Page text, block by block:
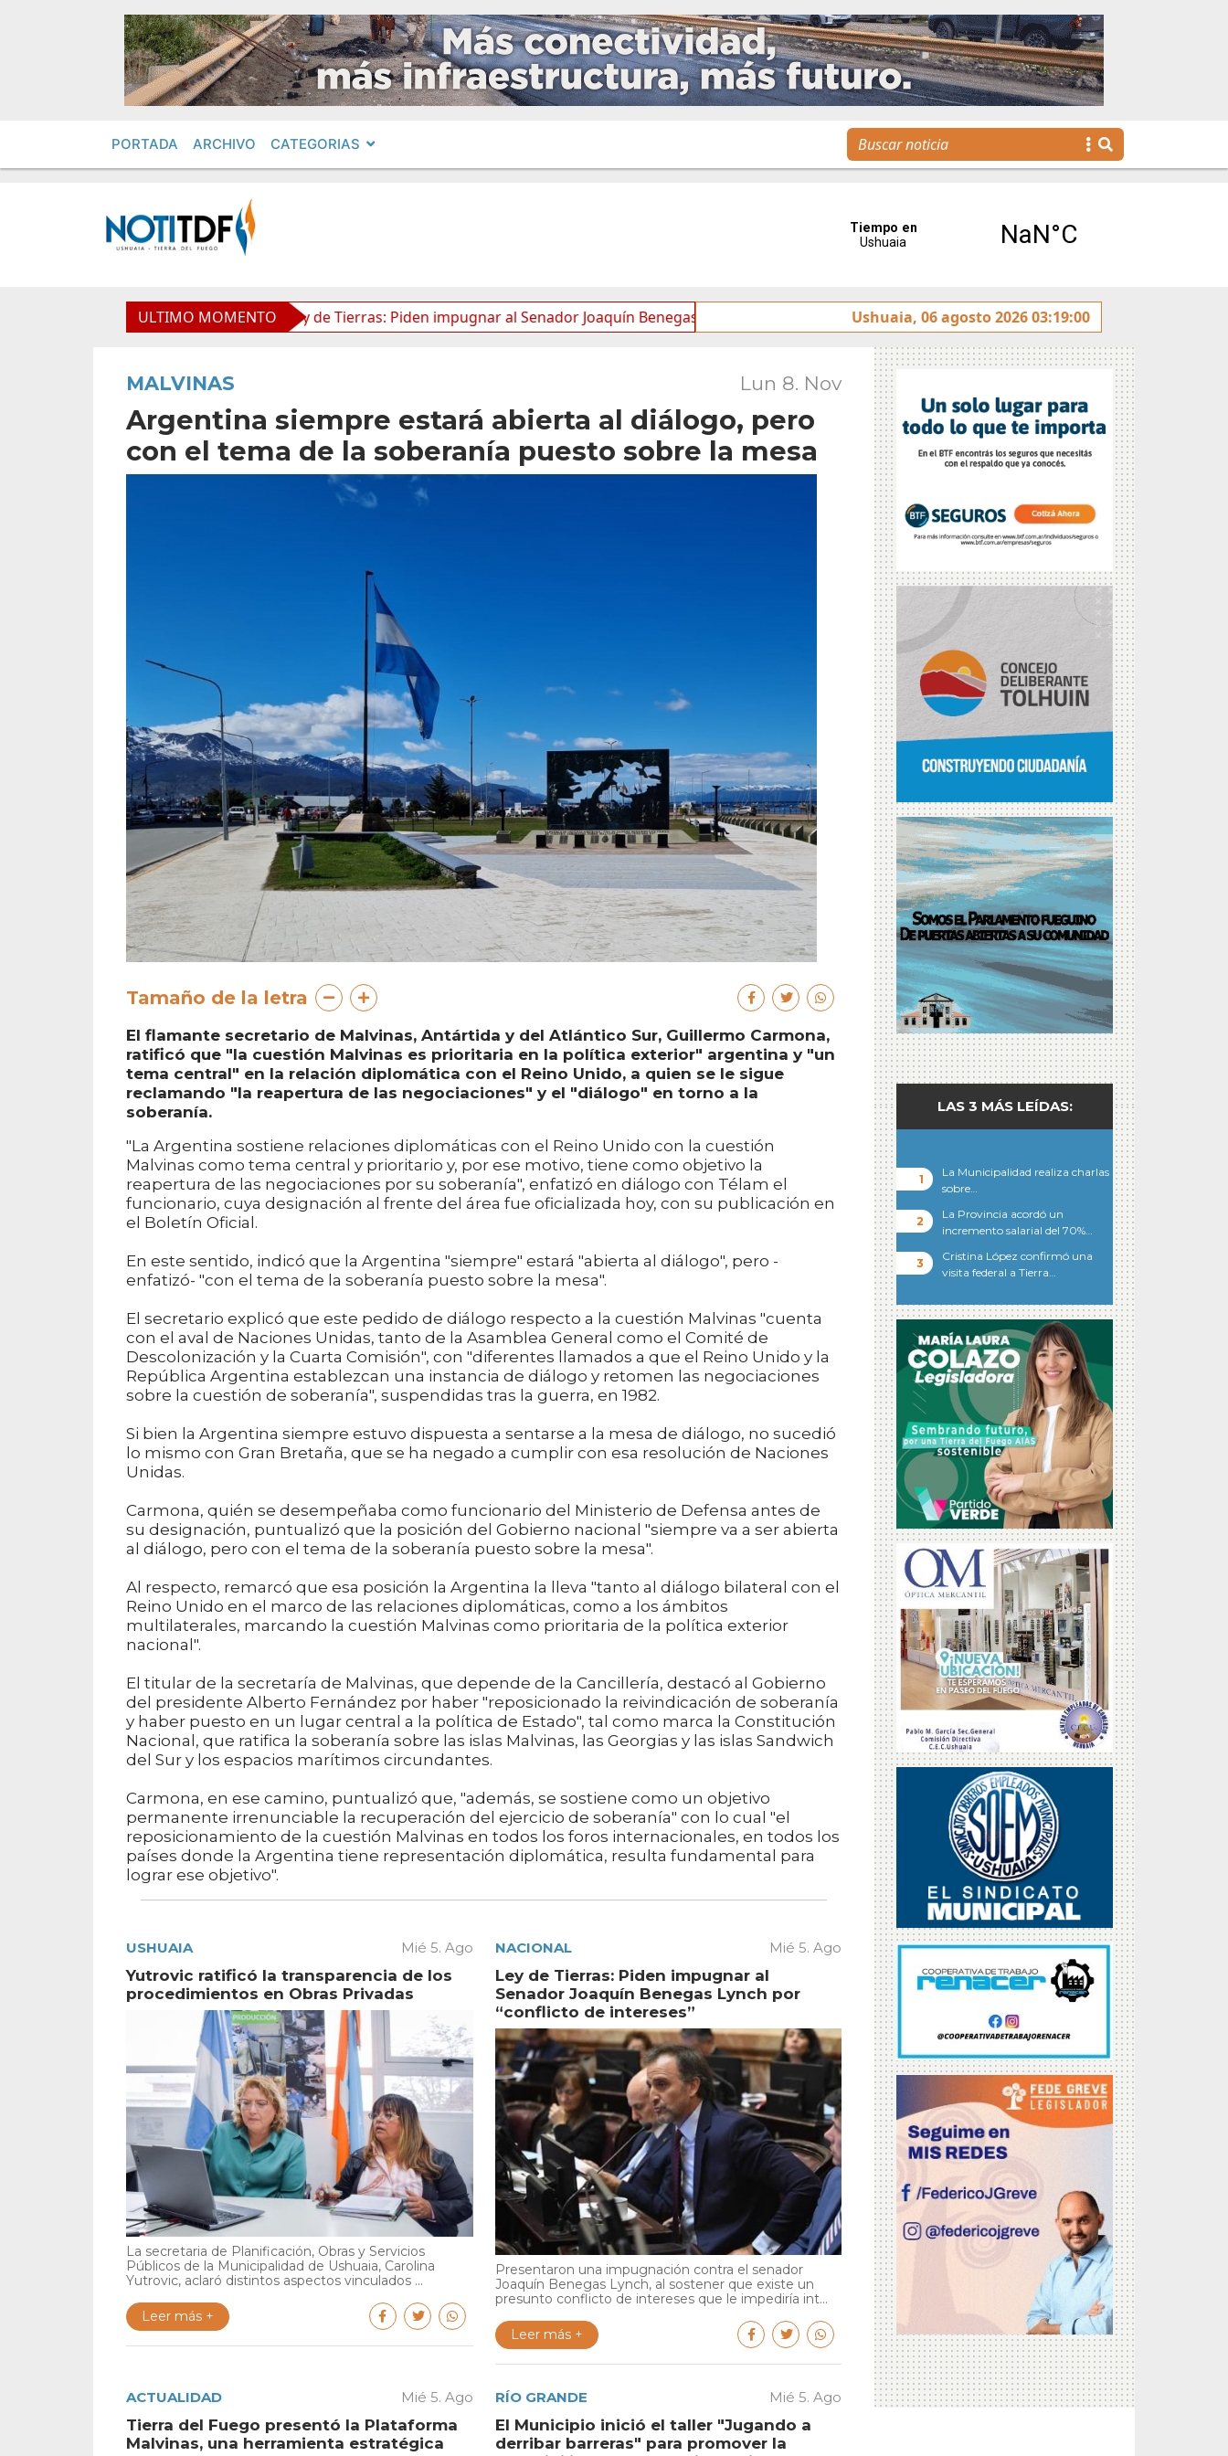
PORTADA ARCHIVO CATEGORIAS
ULTIMO MOMENTO
en Obras Privadas Ley de Tierras: Piden impugnar al Senador Joaquín Benegas Lynch por “conflicto de intereses” Tierra del Fuego presentó la Plataforma
Ushuaia, 06 agosto 2026 03:19:00
MALVINAS Lun 8. Nov
Argentina siempre estará abierta al diálogo, pero
con el tema de la soberanía puesto sobre la mesa
Tamaño de la letra
El flamante secretario de Malvinas, Antártida y del Atlántico Sur, Guillermo Carmona,
ratificó que "la cuestión Malvinas es prioritaria en la política exterior" argentina y "un
tema central" en la relación diplomática con el Reino Unido, a quien se le sigue
reclamando "la reapertura de las negociaciones" y el "diálogo" en torno a la
soberanía.
"La Argentina sostiene relaciones diplomáticas con el Reino Unido con la cuestión
Malvinas como tema central y prioritario y, por ese motivo, tiene como objetivo la
reapertura de las negociaciones por su soberanía", enfatizó en diálogo con Télam el
funcionario, cuya designación al frente del área fue oficializada hoy, con su publicación en
el Boletín Oficial.
En este sentido, indicó que la Argentina "siempre" estará "abierta al diálogo", pero -
enfatizó- "con el tema de la soberanía puesto sobre la mesa".
El secretario explicó que este pedido de diálogo respecto a la cuestión Malvinas "cuenta
con el aval de Naciones Unidas, tanto de la Asamblea General como el Comité de
Descolonización y la Cuarta Comisión", con "diferentes llamados a que el Reino Unido y la
República Argentina establezcan una instancia de diálogo y retomen las negociaciones
sobre la cuestión de soberanía", suspendidas tras la guerra, en 1982.
Si bien la Argentina siempre estuvo dispuesta a sentarse a la mesa de diálogo, no sucedió
lo mismo con Gran Bretaña, que se ha negado a cumplir con esa resolución de Naciones
Unidas.
Carmona, quién se desempeñaba como funcionario del Ministerio de Defensa antes de
su designación, puntualizó que la posición del Gobierno nacional "siempre va a ser abierta
al diálogo, pero con el tema de la soberanía puesto sobre la mesa".
Al respecto, remarcó que esa posición la Argentina la lleva "tanto al diálogo bilateral con el
Reino Unido en el marco de las relaciones diplomáticas, como a los ámbitos
multilaterales, marcando la cuestión Malvinas como prioritaria de la política exterior
nacional".
El titular de la secretaría de Malvinas, que depende de la Cancillería, destacó al Gobierno
del presidente Alberto Fernández por haber "reposicionado la reivindicación de soberanía
y haber puesto en un lugar central a la política de Estado", tal como marca la Constitución
Nacional, que ratifica la soberanía sobre las islas Malvinas, las Georgias y las islas Sandwich
del Sur y los espacios marítimos circundantes.
Carmona, en ese camino, puntualizó que, "además, se sostiene como un objetivo
permanente irrenunciable la recuperación del ejercicio de soberanía" con lo cual "el
reposicionamiento de la cuestión Malvinas en todos los foros internacionales, en todos los
países donde la Argentina tiene representación diplomática, resulta fundamental para
lograr ese objetivo".
USHUAIA Mié 5. Ago
Yutrovic ratificó la transparencia de los
procedimientos en Obras Privadas
La secretaria de Planificación, Obras y Servicios
Públicos de la Municipalidad de Ushuaia, Carolina
Yutrovic, aclaró distintos aspectos vinculados ...
Leer más +
NACIONAL Mié 5. Ago
Ley de Tierras: Piden impugnar al
Senador Joaquín Benegas Lynch por
“conflicto de intereses”
Presentaron una impugnación contra el senador
Joaquín Benegas Lynch, al sostener que existe un
presunto conflicto de intereses que le impediría int...
Leer más +
ACTUALIDAD Mié 5. Ago
Tierra del Fuego presentó la Plataforma
Malvinas, una herramienta estratégica
RÍO GRANDE Mié 5. Ago
El Municipio inició el taller "Jugando a
derribar barreras" para promover la
LAS 3 MÁS LEÍDAS:
La Municipalidad realiza charlas
sobre…
La Provincia acordó un
incremento salarial del 70%…
Cristina López confirmó una
visita federal a Tierra…